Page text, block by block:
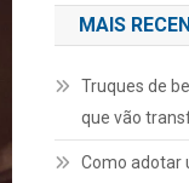
MAIS
Truques de
que vão
Como adotar